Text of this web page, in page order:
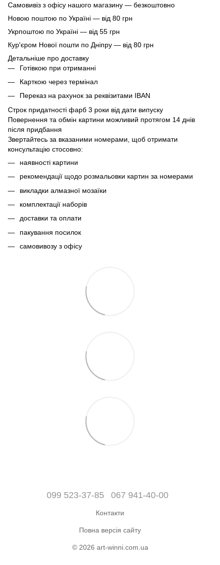
Самовивіз з офісу нашого магазину — безкоштовно
Новою поштою по Україні — від 80 грн
Укрпоштою по Україні — від 55 грн
Кур'єром Нової пошти по Дніпру — від 80 грн
Детальніше про доставку
Готівкою при отриманні
Карткою через термінал
Переказ на рахунок за реквізитами IBAN
Строк придатності фарб 3 роки від дати випуску
Повернення та обмін картини можливий протягом 14 днів
після придбання
Звертайтесь за вказаними номерами, щоб отримати
консультацію стосовно:
наявності картини
рекомендації щодо розмальовки картин за номерами
викладки алмазної мозаїки
комплектації наборів
доставки та оплати
пакування посилок
самовивозу з офісу
099 523-37-85 067 941-40-00
Контакти
Повна версія сайту
© 2026 art-winni.com.ua